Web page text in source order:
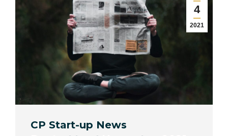
4
2021
CP Start-up News